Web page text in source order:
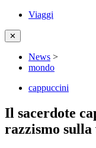
Viaggi
✕
News >
mondo
cappuccini
Il sacerdote
razzismo sulla